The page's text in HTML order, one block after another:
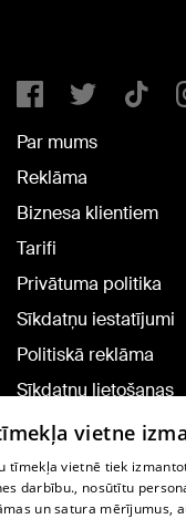
Par mums
Reklāma
Biznesa klientiem
Tarifi
Privātuma politika
Sīkdatņu iestatījumi
Politiskā reklāma
Sīkdatņu lietošanas
noteikumi
Komentāru
TV programma
vietne
tīmekļa vietnē tiek
darbību., nosūtītu
un satura mērījumus,